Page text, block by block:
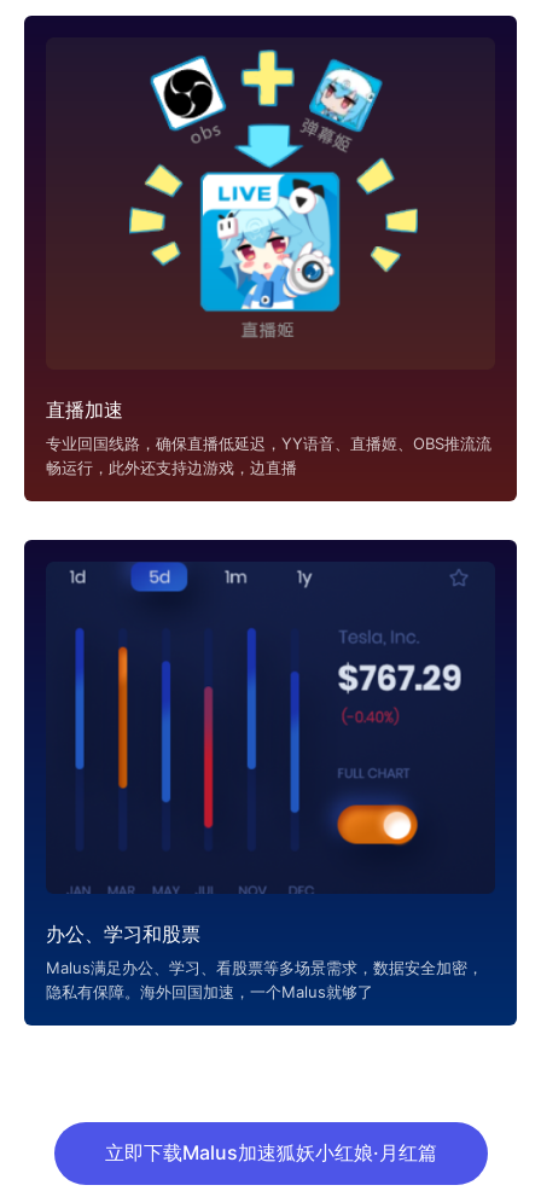
直播加速
专业回国线路，确保直播低延迟，YY语音、直播姬、OBS推流流
畅运行，此外还支持边游戏，边直播
办公、学习和股票
Malus满足办公、学习、看股票等多场景需求，数据安全加密，
隐私有保障。海外回国加速，一个Malus就够了
立即下载Malus加速狐妖小红娘·月红篇